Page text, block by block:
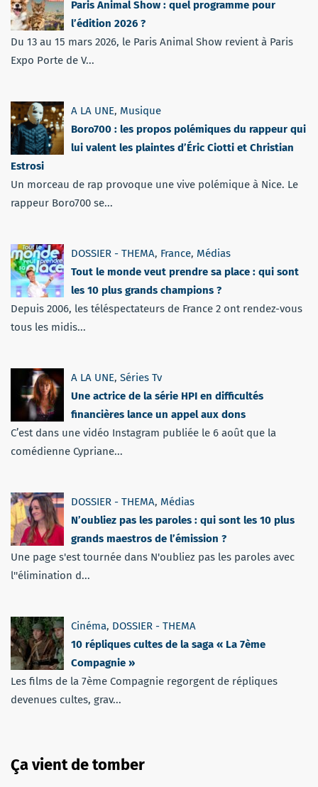
Paris Animal Show : quel programme pour
l’édition 2026 ?
Du 13 au 15 mars 2026, le Paris Animal Show revient à Paris
Expo Porte de V...
A LA UNE, Musique
Boro700 : les propos polémiques du rappeur qui
lui valent les plaintes d’Éric Ciotti et Christian
Estrosi
Un morceau de rap provoque une vive polémique à Nice. Le
rappeur Boro700 se...
DOSSIER - THEMA, France, Médias
Tout le monde veut prendre sa place : qui sont
les 10 plus grands champions ?
Depuis 2006, les téléspectateurs de France 2 ont rendez-vous
tous les midis...
A LA UNE, Séries Tv
Une actrice de la série HPI en difficultés
financières lance un appel aux dons
C’est dans une vidéo Instagram publiée le 6 août que la
comédienne Cypriane...
DOSSIER - THEMA, Médias
N’oubliez pas les paroles : qui sont les 10 plus
grands maestros de l’émission ?
Une page s'est tournée dans N'oubliez pas les paroles avec
l''élimination d...
Cinéma, DOSSIER - THEMA
10 répliques cultes de la saga « La 7ème
Compagnie »
Les films de la 7ème Compagnie regorgent de répliques
devenues cultes, grav...
Ça vient de tomber